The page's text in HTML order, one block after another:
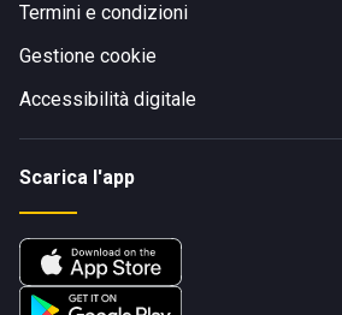
Termini e condizioni
Gestione cookie
Accessibilità digitale
Scarica l'app